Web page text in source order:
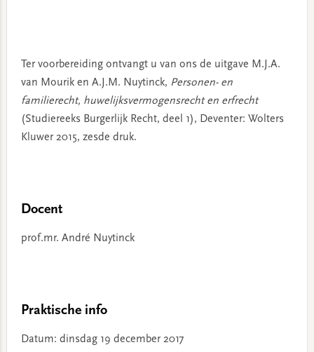
Ter voorbereiding ontvangt u van ons de uitgave M.J.A.
van Mourik en A.J.M. Nuytinck, Personen- en
familierecht, huwelijksvermogensrecht en erfrecht
(Studiereeks Burgerlijk Recht, deel 1), Deventer: Wolters
Kluwer 2015, zesde druk.
Docent
prof.mr. André Nuytinck
Praktische info
Datum: dinsdag 19 december 2017